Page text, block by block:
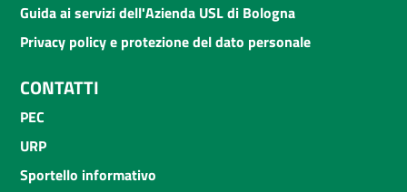
Guida ai servizi dell'Azienda USL di Bologna
Privacy policy e protezione del dato personale
CONTATTI
PEC
URP
Sportello informativo